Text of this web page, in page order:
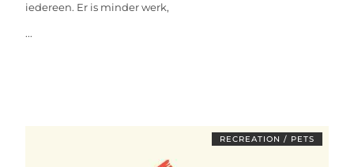
iedereen. Er is minder werk,
...
RECREATION / PETS